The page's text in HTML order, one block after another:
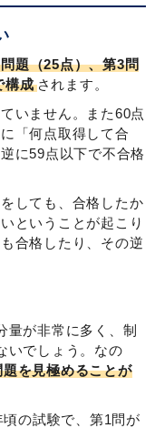
題（25点）、第3問
構成されます。
いません。また60点
「何点取得して合
に59点以下で不合格
しても、合格したか
ということが起こり
合格したり、その逆
量が非常に多く、制
いでしょう。なの
を見極めることが
の試験で、第1問が